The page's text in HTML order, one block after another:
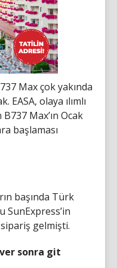
Max çok yakında
EASA, olaya ılımlı
Max’ın Ocak
başlaması
başında Türk
SunExpress’in
gelmişti.
sonra git